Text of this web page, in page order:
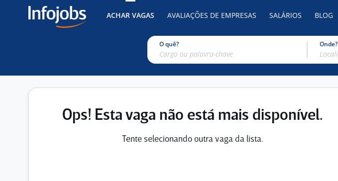
ACHAR VAGAS AVALIAÇÕES DE EMPRESAS SALÁRIOS BLOG
O quê? Onde?
Ops! Esta vaga não está mais disponível.
Tente selecionando outra vaga da lista.